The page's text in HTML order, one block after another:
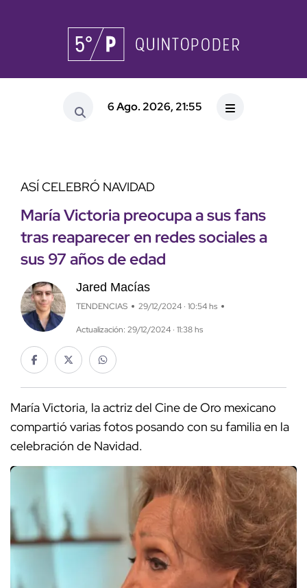
6 Ago. 2026, 21:55
ASÍ CELEBRÓ NAVIDAD
María Victoria preocupa a sus fans
tras reaparecer en redes sociales a
sus 97 años de edad
Jared Macías
TENDENCIAS 29/12/2024 · 10:54 hs
Actualización: 29/12/2024 · 11:38 hs
María Victoria, la actriz del Cine de Oro mexicano
compartió varias fotos posando con su familia en la
celebración de Navidad.